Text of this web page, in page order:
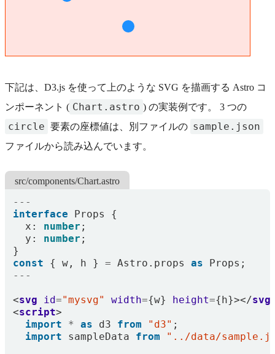
下記は、D3.js を使って上のような SVG を描画する Astro コ
ンポーネント ( Chart.astro ) の実装例です。 3 つの
circle 要素の座標値は、別ファイルの sample.json
ファイルから読み込んでいます。
src/components/Chart.astro
---
interface
Props
{
x : number ;
y : number ;
}
const
{ w , h } = Astro . props as Props ;
---
<svg id="mysvg" width={w} height={h}></svg
<script>
import
* as d3 from "d3" ;
import
sampleData from "../data/